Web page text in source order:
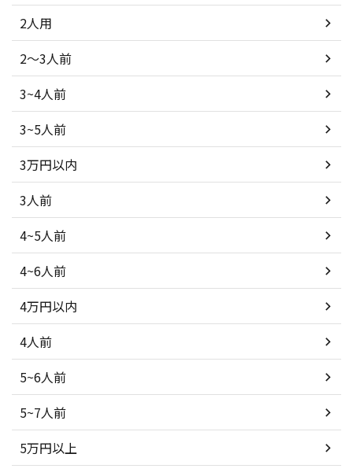
2人用
2～3人前
3~4人前
3~5人前
3万円以内
3人前
4~5人前
4~6人前
4万円以内
4人前
5~6人前
5~7人前
5万円以上